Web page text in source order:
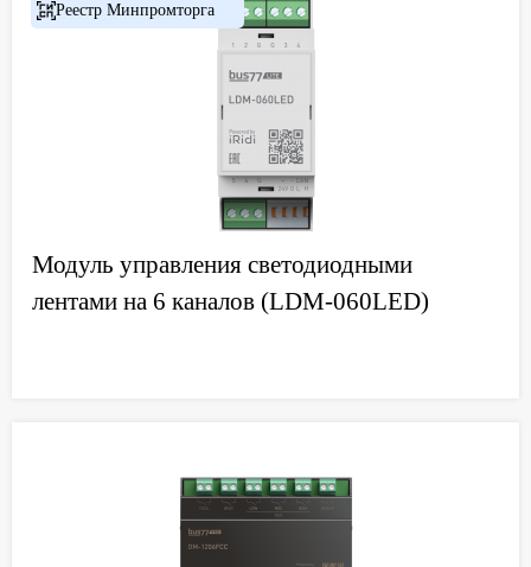
Реестр Минпромторга
Модуль управления светодиодными
лентами на 6 каналов (LDM-060LED)